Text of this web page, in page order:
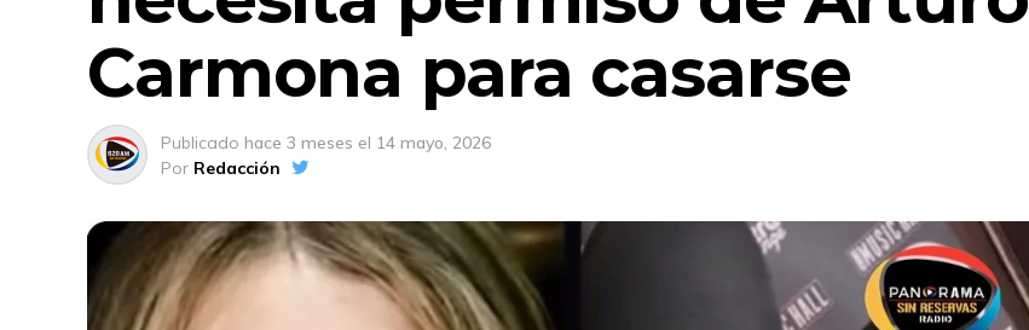
Carmona para casarse
Publicado hace 3 meses el 14 mayo, 2026
Por Redacción